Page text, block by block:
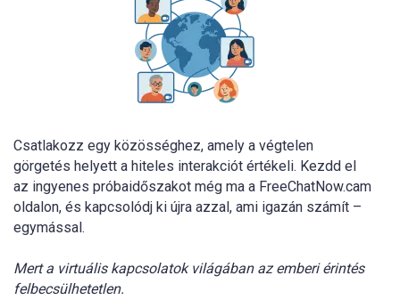
Csatlakozz egy közösséghez, amely a végtelen
görgetés helyett a hiteles interakciót értékeli. Kezdd el
az ingyenes próbaidőszakot még ma a FreeChatNow.cam
oldalon, és kapcsolódj ki újra azzal, ami igazán számít –
egymással.
Mert a virtuális kapcsolatok világában az emberi érintés
felbecsülhetetlen.